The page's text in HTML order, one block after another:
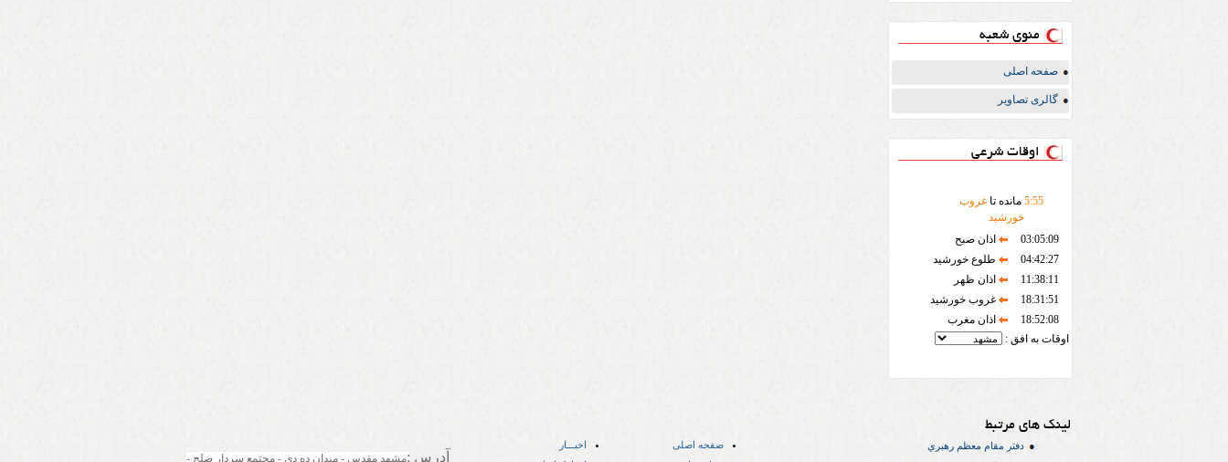
منوی شعبه
صفحه اصلی
گالری تصاویر
اوقات شرعی
5:55 مانده تاغروب
خورشید
03:05:09
اذان صبح
04:42:27
طلوع خورشید
11:38:11
اذان ظهر
18:31:51
غروب خورشید
18:52:08
اذان مغرب
اوقات به افق :
لینک های مرتبط
دفتر مقام معظم رهبري
صفحه اصلی
اخبـــار
آدرس :